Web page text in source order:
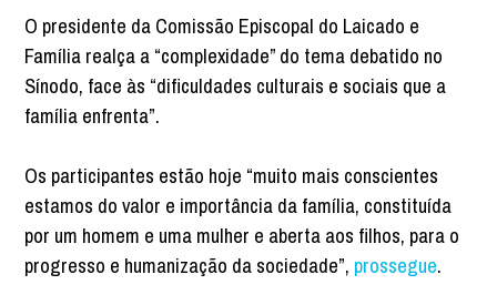
O presidente da Comissão Episcopal do Laicado e
Família realça a “complexidade” do tema debatido no
Sínodo, face às “dificuldades culturais e sociais que a
família enfrenta”.
Os participantes estão hoje “muito mais conscientes
estamos do valor e importância da família, constituída
por um homem e uma mulher e aberta aos filhos, para o
progresso e humanização da sociedade”, prossegue.